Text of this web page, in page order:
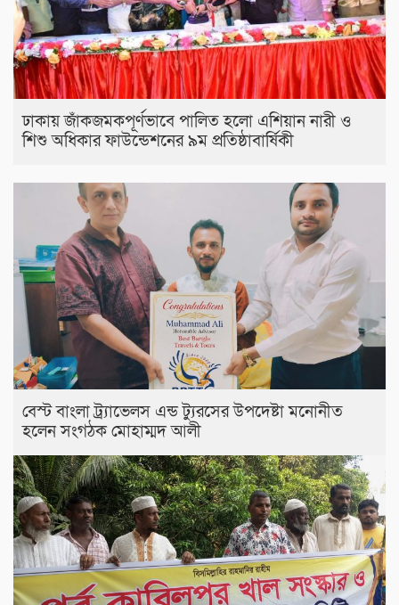
ঢাকায় জাঁকজমকপূর্ণভাবে পালিত হলো এশিয়ান নারী ও
শিশু অধিকার ফাউন্ডেশনের ৯ম প্রতিষ্ঠাবার্ষিকী
বেস্ট বাংলা ট্র্যাভেলস এন্ড ট্যুরসের উপদেষ্টা মনোনীত
হলেন সংগঠক মোহাম্মদ আলী